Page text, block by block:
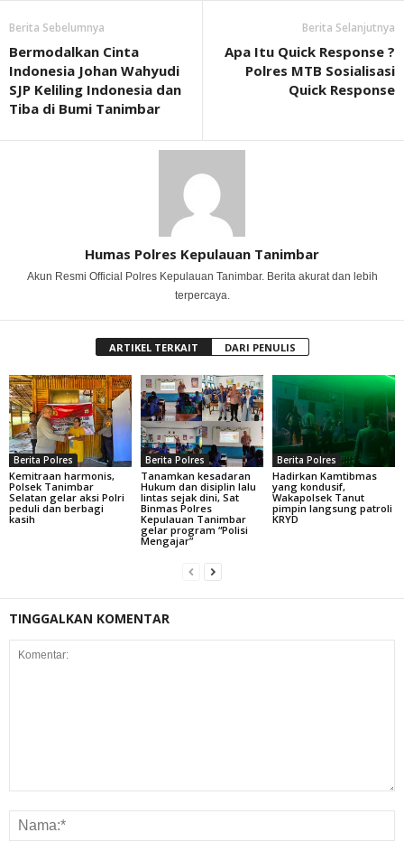
Berita Sebelumnya
Bermodalkan Cinta
Indonesia Johan Wahyudi
SJP Keliling Indonesia dan
Tiba di Bumi Tanimbar
Berita Selanjutnya
Apa Itu Quick Response ?
Polres MTB Sosialisasi
Quick Response
Humas Polres Kepulauan Tanimbar
Akun Resmi Official Polres Kepulauan Tanimbar. Berita akurat dan lebih
terpercaya.
ARTIKEL TERKAIT DARI PENULIS
Berita Polres
Kemitraan harmonis,
Polsek Tanimbar
Selatan gelar aksi Polri
peduli dan berbagi
kasih
Berita Polres
Tanamkan kesadaran
Hukum dan disiplin lalu
lintas sejak dini, Sat
Binmas Polres
Kepulauan Tanimbar
gelar program “Polisi
Mengajar”
Berita Polres
Hadirkan Kamtibmas
yang kondusif,
Wakapolsek Tanut
pimpin langsung patroli
KRYD
TINGGALKAN KOMENTAR